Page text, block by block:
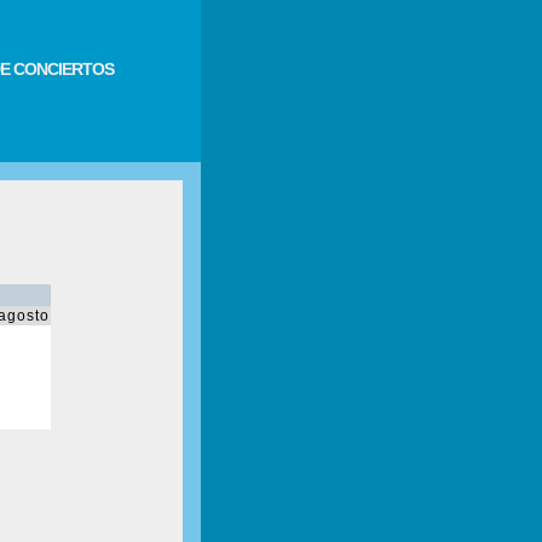
CONCIERTOS